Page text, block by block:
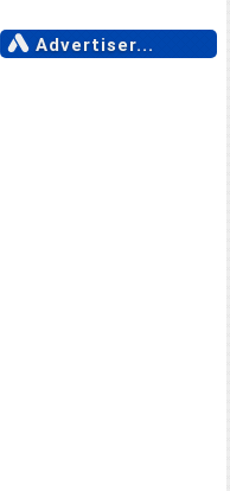
Advertiser...